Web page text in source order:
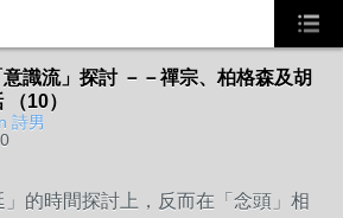
識流」探討 －－禪宗、柏格森及胡
10）
詩男
的時間探討上，反而在「念頭」相